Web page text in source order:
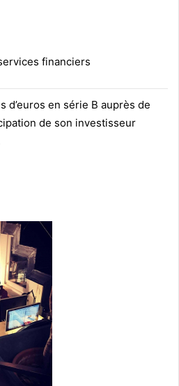
financiers
d’euros en série B auprès de
de son investisseur